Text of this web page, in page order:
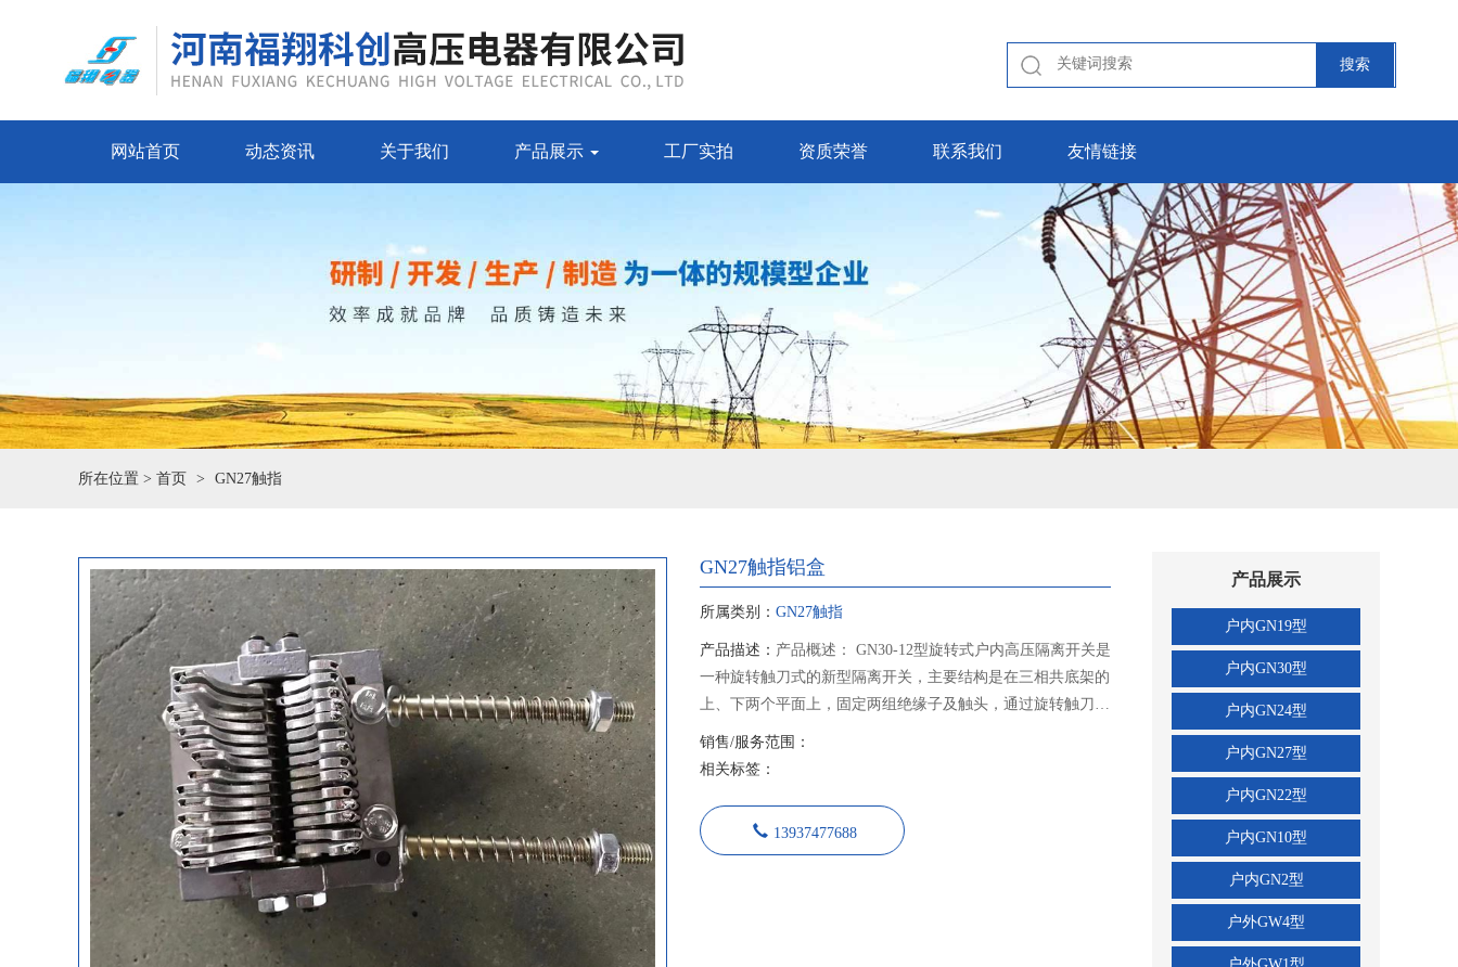
网站首页 动态资讯 关于我们 产品展示 工厂实拍 资质荣誉 联系我们 友情链接
所在位置 > 首页 GN27触指
产品展示
户内GN19型
户内GN30型
户内GN24型
户内GN27型
户内GN22型
户内GN10型
户内GN2型
户外GW4型
GN27触指铝盒
所属类别： GN27触指
产品描述： 产品概述： GN30-12型旋转式户内高压隔离开关是
一种旋转触刀式的新型隔离开关，主要结构是在三相共底架的
上、下两个平面上，固定两组绝缘子及触头，通过旋转触刀，
从而实现开关的分合闸。 GN30-12D型开关是在GN30-12型开
关基础上增加带接地刀的形式，可满足不同电力系统的需要。
其性能符合GB1985《交流高压隔离开关和接地开关》的要
求，适用于额定电压12千伏交流50Hz及以下户内系统中，作
销售/服务范围：
相关标签：
13937477688